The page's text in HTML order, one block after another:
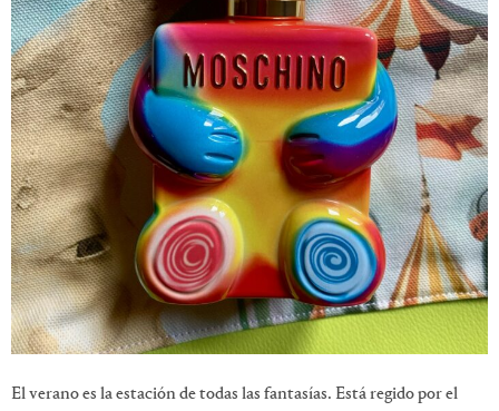
El verano es la estación de todas las fantasías. Está regido por el